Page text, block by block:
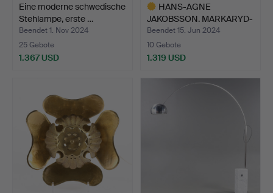
Eine moderne schwedische
Stehlampe, erste …
Beendet 1. Nov 2024
25 Gebote
1.367 USD
HANS-AGNE
JAKOBSSON. MARKARYD-
DECKENLEUCHT…
Beendet 15. Jun 2024
10 Gebote
1.319 USD